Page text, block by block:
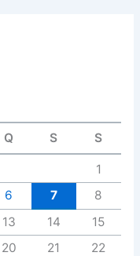
Q S S
1
6 7
8
13 14
15
20 21
22